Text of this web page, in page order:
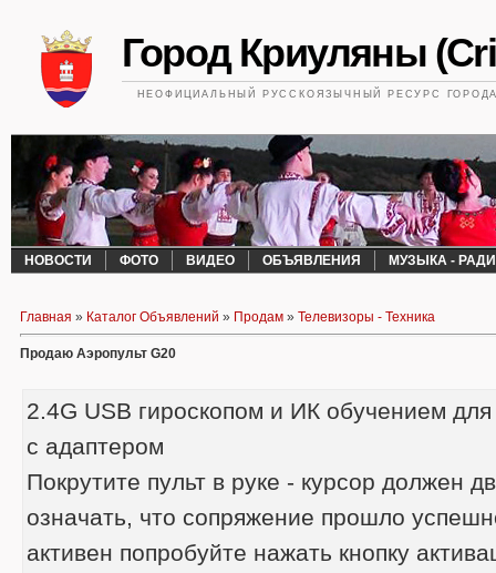
Город Криуляны
НЕОФИЦИАЛЬНЫЙ РУССКОЯЗЫЧНЫЙ РЕСУРС
НОВОСТИ ФОТО ВИДЕО ОБЪЯВЛЕНИЯ МУЗЫКА -
Главная » Каталог Объявлений » Продам » Телевизоры - Техника
Продаю Аэропульт G20
2.4G USB гироскопом и ИК обучением
с адаптером
Покрутите пульт в руке - курсор должен
означать, что сопряжение прошло
активен попробуйте нажать кнопку